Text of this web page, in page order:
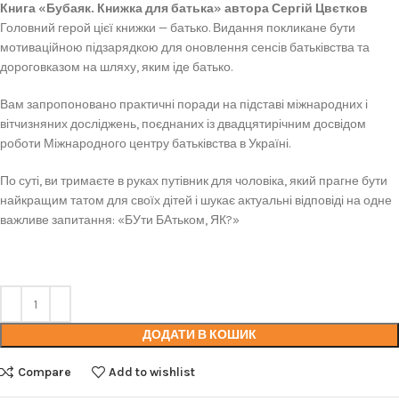
Книга «Бубаяк. Книжка для батька» автора Сергій Цвєтков
Головний герой цієї книжки — батько. Видання покликане бути
мотиваційною підзарядкою для оновлення сенсів батьківства та
дороговказом на шляху, яким іде батько.
Вам запропоновано практичні поради на підставі міжнародних і
вітчизняних досліджень, поєднаних із двадцятирічним досвідом
роботи Міжнародного центру батьківства в Україні.
По суті, ви тримаєте в руках путівник для чоловіка, який прагне бути
найкращим татом для своїх дітей і шукає актуальні відповіді на одне
важливе запитання: «БУти БАтьком, ЯК?»
ДОДАТИ В КОШИК
Compare Add to wishlist